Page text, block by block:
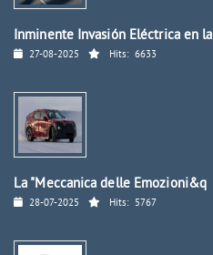
Inminente Invasión Eléctrica en la
27-08-2025 Hits: 6633
La "Meccanica delle Emozioni&q
28-07-2025 Hits: 5767